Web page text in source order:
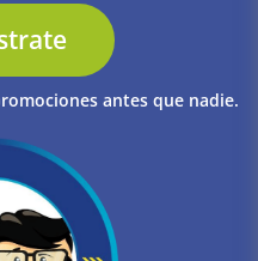
antes que nadie.